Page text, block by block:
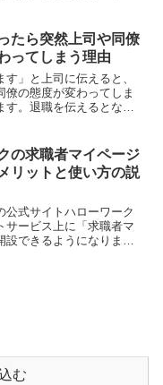
くらべて高いのか？低い
みました。
たら突然上司や同僚
ってしまう理由
す」と上司に伝えると、
僚の態度が変わってしま
す。退職を伝えるとなぜ
変わってしまう理由とそ
ていきます。
の求職者マイページ
リットと使い方の説
公式サイトハローワーク
サービス上に「求職者マ
設できるようになりまし
む